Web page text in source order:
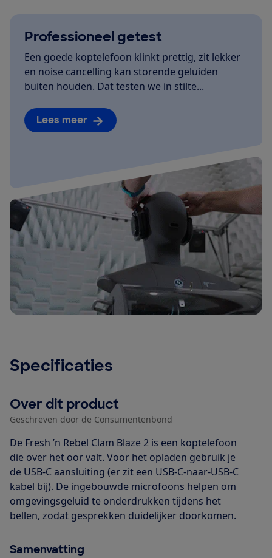
Professioneel getest
Een goede koptelefoon klinkt prettig, zit lekker
en noise cancelling kan storende geluiden
buiten houden. Dat testen we in stilte...
Lees meer
Specificaties
Over dit product
Geschreven door de Consumentenbond
De Fresh ’n Rebel Clam Blaze 2 is een koptelefoon
die over het oor valt. Voor het opladen gebruik je
de USB-C aansluiting (er zit een USB-C-naar-USB-C
kabel bij). De ingebouwde microfoons helpen om
omgevingsgeluid te onderdrukken tijdens het
bellen, zodat gesprekken duidelijker doorkomen.
Samenvatting